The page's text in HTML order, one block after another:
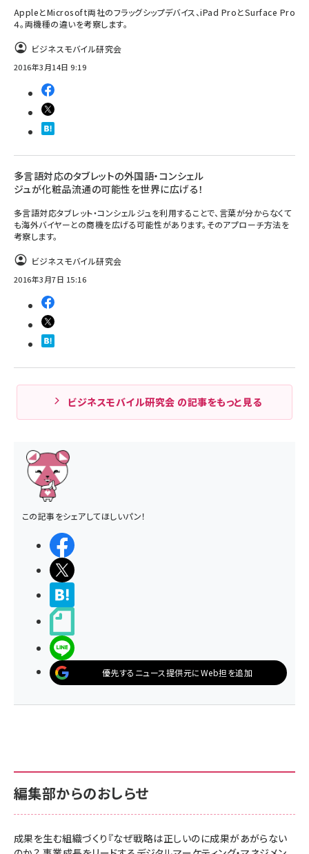
AppleとMicrosoft両社のフラッグシップデバイス、iPad ProとSurface Pro
４。両機種の違いを考察します。
ビジネスモバイル研究会
2016年3月14日 9:19
多言語対応のタブレットの外国語・コンシェル
ジュが化粧品流通の可能性を世界に広げる！
多言語対応タブレット・コンシェルジュを利用することで、言葉が分からなくて
も海外バイヤーとの商機を広げる可能性があります。そのアプローチ方法を
考察します。
ビジネスモバイル研究会
2016年3月7日 15:16
ビジネスモバイル研究会 の記事をもっと見る
この記事をシェアしてほしいパン！
優先するニュース提供元にWeb担を追加
編集部からのおしらせ
成果を生む組織づくり『なぜ戦略は正しいのに成果があがらない